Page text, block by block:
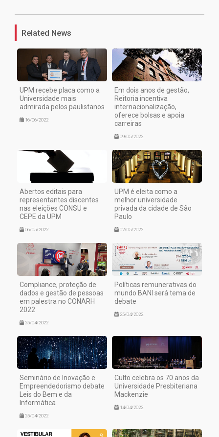
Related News
UPM recebe placa como a
Universidade mais
admirada pelos paulistanos
16/06/2022
Em dois anos de gestão,
Reitoria incentiva
internacionalização,
oferece bolsas e apoia
carreiras
09/05/2022
Abertos editais para
representantes discentes
nas eleições CONSU e
CEPE da UPM
06/05/2022
UPM é eleita como a
melhor universidade
privada da cidade de São
Paulo
02/05/2022
Compliance, proteção de
dados e gestão de pessoas
em palestra no CONARH
2022
25/04/2022
Políticas remunerativas do
mundo BANI será tema de
debate
25/04/2022
Seminário de Inovação e
Empreendedorismo debate
Leis do Bem e da
Informática
25/04/2022
Culto celebra os 70 anos da
Universidade Presbiteriana
Mackenzie
14/04/2022